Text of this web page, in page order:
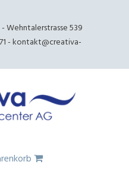
- Wehntalerstrasse 539
-kontakt@creativa-